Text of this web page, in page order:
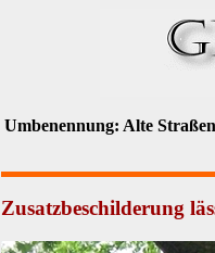
Umbenennung: Alte
Zusatzbeschilderung